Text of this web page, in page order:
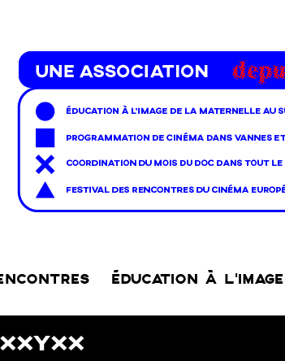
ÉDUCATION À L’IMAGE